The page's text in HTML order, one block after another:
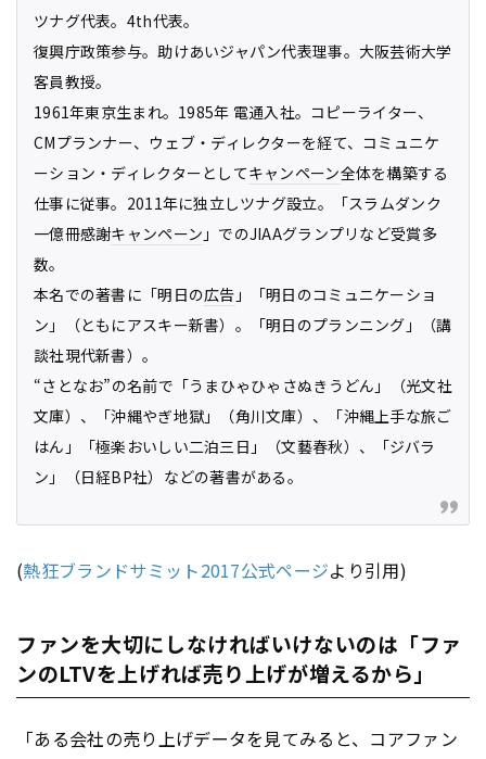
ツナグ代表。4th代表。
復興庁政策参与。助けあいジャパン代表理事。大阪芸術大学
客員教授。
1961年東京生まれ。1985年 電通入社。コピーライター、
CMプランナー、ウェブ・ディレクターを経て、コミュニケ
ーション・ディレクターとしてキャンペーン全体を構築する
仕事に従事。2011年に独立しツナグ設立。「スラムダンク
一億冊感謝キャンペーン 」でのJIAAグランプリなど受賞多
数。
本名での著書に「明日の広告 」「明日のコミュニケーショ
ン」（ともにアスキー新書）。「明日のプランニング」（講
談社現代新書）。
“さとなお”の名前で「うまひゃひゃさぬきうどん」（光文社
文庫）、「沖縄やぎ地獄」（角川文庫）、「沖縄上手な旅ご
はん」「極楽おいしい二泊三日」（文藝春秋）、「ジバラ
ン」（日経BP社）などの著書がある。
(熱狂ブランドサミット2017公式ページより引用)
ファンを大切にしなければいけないのは「ファ
ンのLTVを上げれば売り上げが増えるから」
「ある会社の売り上げデータを見てみると、コアファン